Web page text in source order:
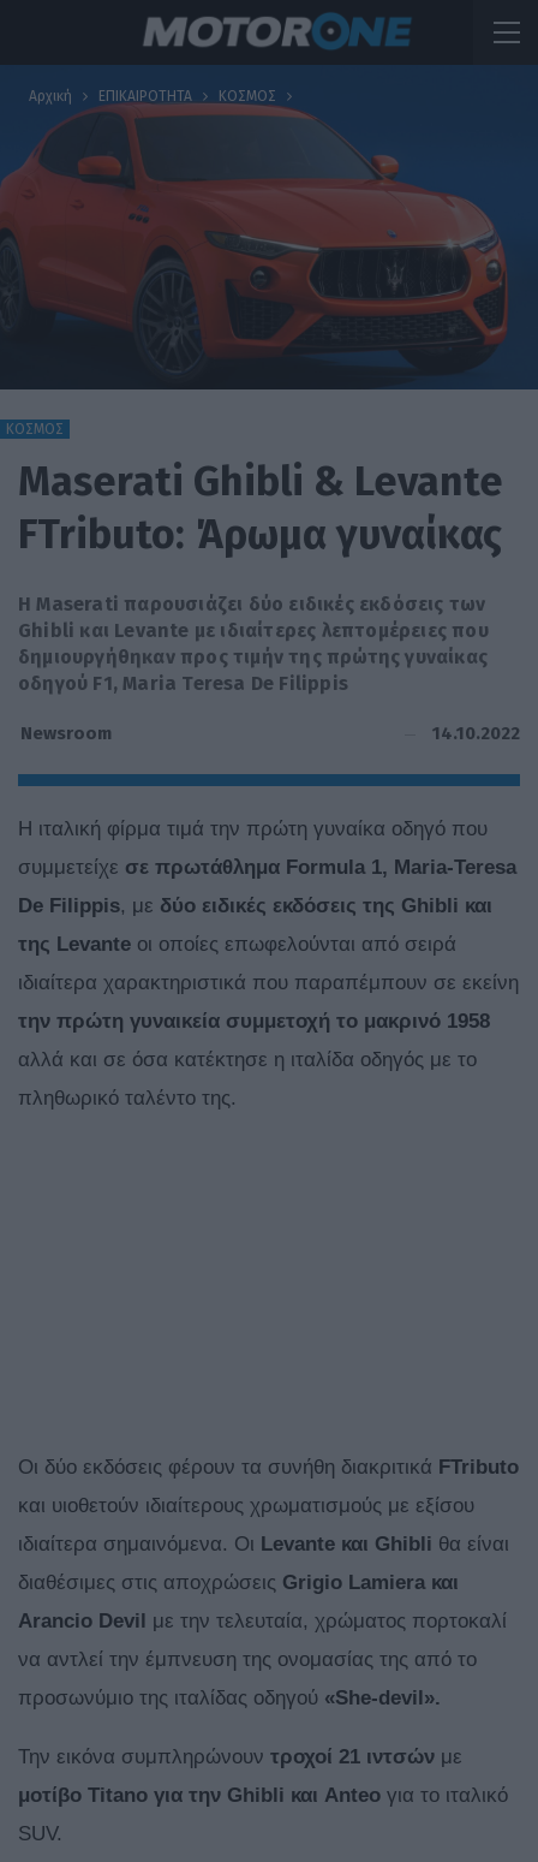
Αρχική ΕΠΙΚΑΙΡΟΤΗΤΑ ΚΟΣΜΟΣ
ΚΟΣΜΟΣ
Maserati Ghibli & Levante
FTributo: Άρωμα γυναίκας
Η Maserati παρουσιάζει δύο ειδικές εκδόσεις των
Ghibli και Levante με ιδιαίτερες λεπτομέρειες που
δημιουργήθηκαν προς τιμήν της πρώτης γυναίκας
οδηγού F1, Maria Teresa De Filippis
Newsroom 14.10.2022
Η ιταλική φίρμα τιμά την πρώτη γυναίκα οδηγό που
συμμετείχε σε πρωτάθλημα Formula 1, Maria-Teresa
De Filippis, με δύο ειδικές εκδόσεις της Ghibli και
της Levante οι οποίες επωφελούνται από σειρά
ιδιαίτερα χαρακτηριστικά που παραπέμπουν σε εκείνη
την πρώτη γυναικεία συμμετοχή το μακρινό 1958
αλλά και σε όσα κατέκτησε η ιταλίδα οδηγός με το
πληθωρικό ταλέντο της.
Οι δύο εκδόσεις φέρουν τα συνήθη διακριτικά FTributo
και υιοθετούν ιδιαίτερους χρωματισμούς με εξίσου
ιδιαίτερα σημαινόμενα. Οι Levante και Ghibli θα είναι
διαθέσιμες στις αποχρώσεις Grigio Lamiera και
Arancio Devil
με την τελευταία, χρώματος πορτοκαλί
να αντλεί την έμπνευση της ονομασίας της από το
προσωνύμιο της ιταλίδας οδηγού «She-devil».
Την εικόνα συμπληρώνουν τροχοί 21 ιντσών με
μοτίβο Titano για την Ghibli και Anteo για το ιταλικό
SUV.